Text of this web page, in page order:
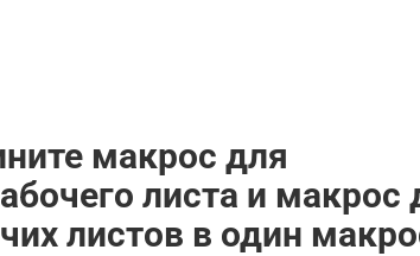
макрос для
листа и макрос
листов в один